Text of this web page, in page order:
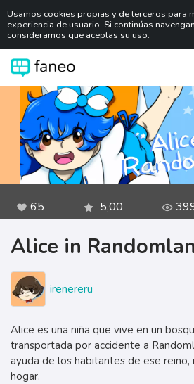
Usamos cookies propias y de terceros para
experiencia de usuario. Si continúas
consideramos que aceptas su uso.
65 5,00
Alice in
irenereru
Alice es una niña que vive en un
transportada por accidente a
ayuda de los habitantes de ese reino,
hogar.